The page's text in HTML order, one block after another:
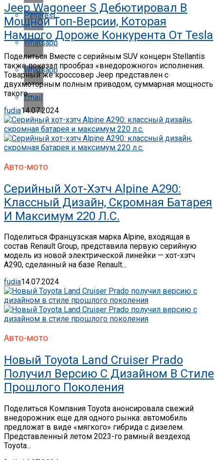
Pinterest
Whatsapp
Whatsapp
Email
Jeep Wagoneer S Дебютировал В
Мощной Топ-Версии, Которая
Намного Дороже Конкурента От Tesla
Поделиться Вместе с серийным SUV концерн Stellantis
также показал прообраз «внедорожного» исполнения.
Товарный же кроссовер Jeep представлен с
двухмоторным полным приводом, суммарная мощность
такого...
fudia14.07.2024
Авто-мото
Серийный Хот-Хэтч Alpine A290:
Классный Дизайн, Скромная Батарея
И Максимум 220 Л.с.
Поделиться Французская марка Alpine, входящая в
состав Renault Group, представила первую серийную
модель из новой электрической линейки — хот-хэтч
A290, сделанный на базе Renault...
fudia14.07.2024
Авто-мото
Новый Toyota Land Cruiser Prado
Получил Версию С Дизайном В Стиле
Прошлого Поколения
Поделиться Компания Toyota анонсировала свежий
внедорожник еще для одного рынка: автомобиль
предложат в виде «мягкого» гибрида с дизелем.
Представленный летом 2023-го рамный вездеход
Toyota...